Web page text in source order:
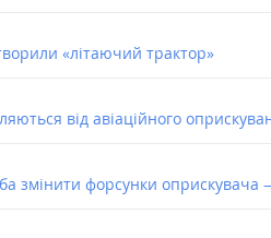
«літаючий трактор»
від авіаційного
змінити форсунки